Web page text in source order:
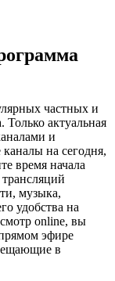
частных и
Только актуальная
и
на сегодня,
время начала
музыка,
удобства на
online, вы
прямом эфире
в